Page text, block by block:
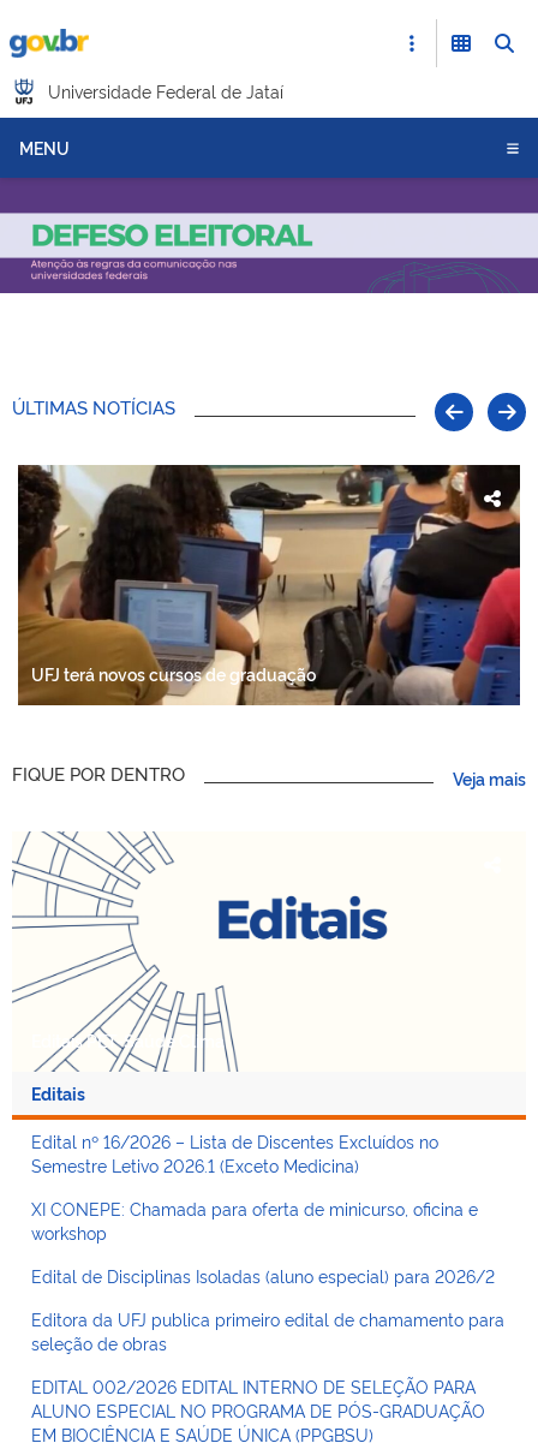
Universidade Federal de Jataí
MENU
ÚLTIMAS NOTÍCIAS
UFJ terá novos cursos de graduação
FIQUE POR DENTRO Veja mais
Editais PET-Saúde Clima
Editais
Edital nº 16/2026 – Lista de Discentes Excluídos no
Semestre Letivo 2026.1 (Exceto Medicina)
XI CONEPE: Chamada para oferta de minicurso, oficina e
workshop
Edital de Disciplinas Isoladas (aluno especial) para 2026/2
Editora da UFJ publica primeiro edital de chamamento para
seleção de obras
EDITAL 002/2026 EDITAL INTERNO DE SELEÇÃO PARA
ALUNO ESPECIAL NO PROGRAMA DE PÓS-GRADUAÇÃO
EM BIOCIÊNCIA E SAÚDE ÚNICA (PPGBSU)